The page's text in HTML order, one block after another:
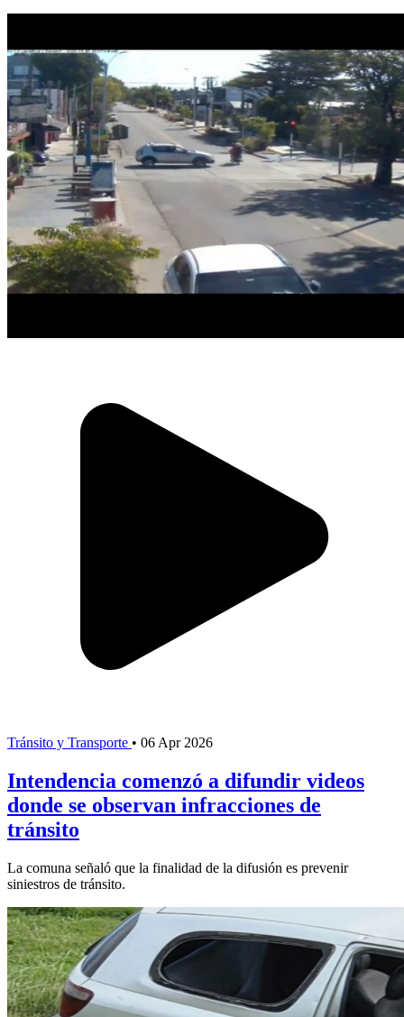
Tránsito y Transporte • 06 Apr 2026
Intendencia comenzó a difundir videos
donde se observan infracciones de
tránsito
La comuna señaló que la finalidad de la difusión es prevenir
siniestros de tránsito.